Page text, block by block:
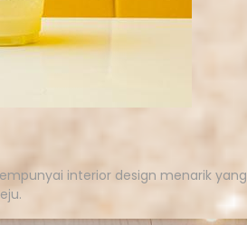
interior design menarik yang